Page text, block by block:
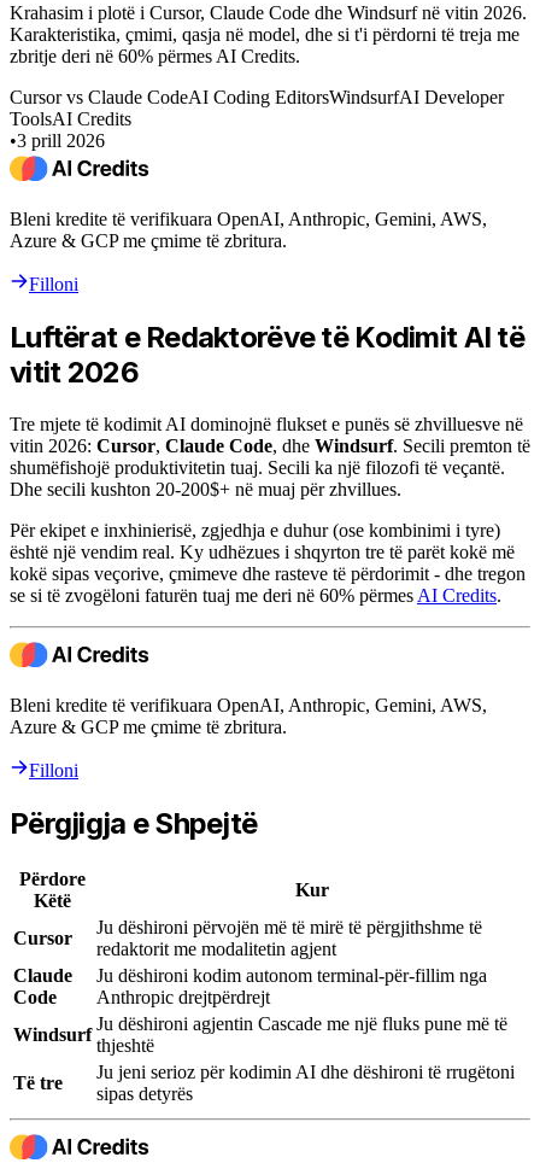
Krahasim i plotë i Cursor, Claude Code dhe Windsurf në vitin 2026.
Karakteristika, çmimi, qasja në model, dhe si t'i përdorni të treja me
zbritje deri në 60% përmes AI Credits.
Cursor vs Claude CodeAI Coding EditorsWindsurfAI Developer
ToolsAI Credits
•3 prill 2026
Bleni kredite të verifikuara OpenAI, Anthropic, Gemini, AWS,
Azure & GCP me çmime të zbritura.
Filloni
Luftërat e Redaktorëve të Kodimit AI të
vitit 2026
Tre mjete të kodimit AI dominojnë flukset e punës së zhvilluesve në
vitin 2026: Cursor, Claude Code, dhe Windsurf. Secili premton të
shumëfishojë produktivitetin tuaj. Secili ka një filozofi të veçantë.
Dhe secili kushton 20-200$+ në muaj për zhvillues.
Për ekipet e inxhinierisë, zgjedhja e duhur (ose kombinimi i tyre)
është një vendim real. Ky udhëzues i shqyrton tre të parët kokë më
kokë sipas veçorive, çmimeve dhe rasteve të përdorimit - dhe tregon
se si të zvogëloni faturën tuaj me deri në 60% përmes AI Credits.
Bleni kredite të verifikuara OpenAI, Anthropic, Gemini, AWS,
Azure & GCP me çmime të zbritura.
Filloni
Përgjigja e Shpejtë
Përdore
Këtë
Kur
Cursor
Ju dëshironi përvojën më të mirë të përgjithshme të
redaktorit me modalitetin agjent
Claude
Code
Ju dëshironi kodim autonom terminal-për-fillim nga
Anthropic drejtpërdrejt
Windsurf
Ju dëshironi agjentin Cascade me një fluks pune më të
thjeshtë
Të tre
Ju jeni serioz për kodimin AI dhe dëshironi të rrugëtoni
sipas detyrës